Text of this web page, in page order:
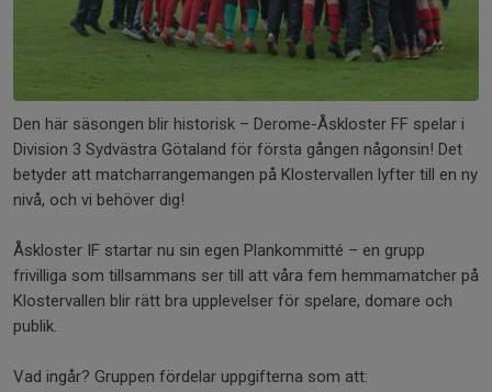
Den här säsongen blir historisk – Derome-Åskloster FF spelar i
Division 3 Sydvästra Götaland för första gången någonsin! Det
betyder att matcharrangemangen på Klostervallen lyfter till en ny
nivå, och vi behöver dig!
Åskloster IF startar nu sin egen Plankommitté – en grupp
frivilliga som tillsammans ser till att våra fem hemmamatcher på
Klostervallen blir rätt bra upplevelser för spelare, domare och
publik.
Vad ingår? Gruppen fördelar uppgifterna som att: